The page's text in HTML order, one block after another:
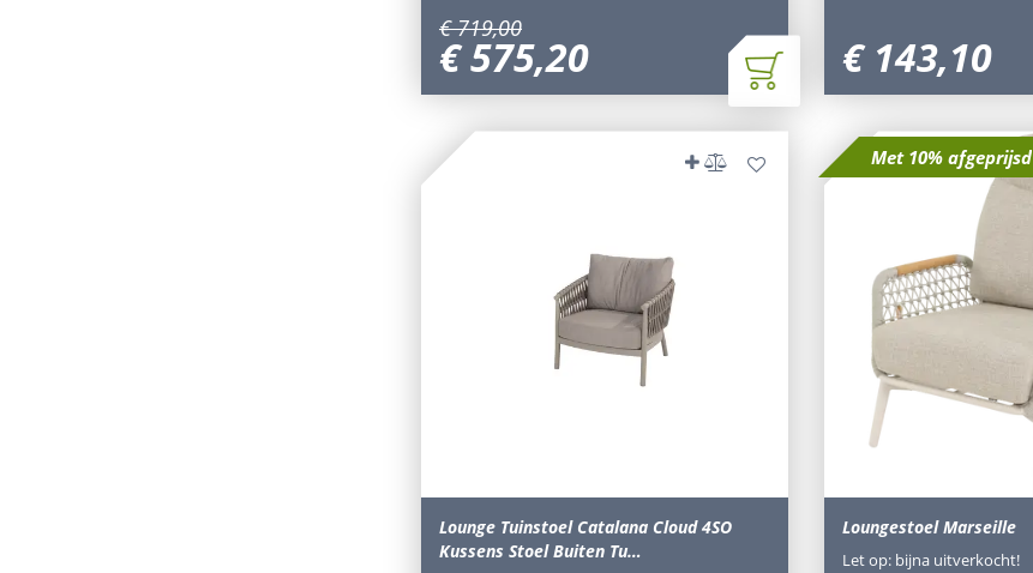
€ 719,00
€575,20 € 143,10
Lounge Tuinstoel Catalana Cloud 4SO
Kussens Stoel Buiten Tu…
Met 10% afgeprijsd
Loungestoel Marseille
Let op: bijna uitverkocht!